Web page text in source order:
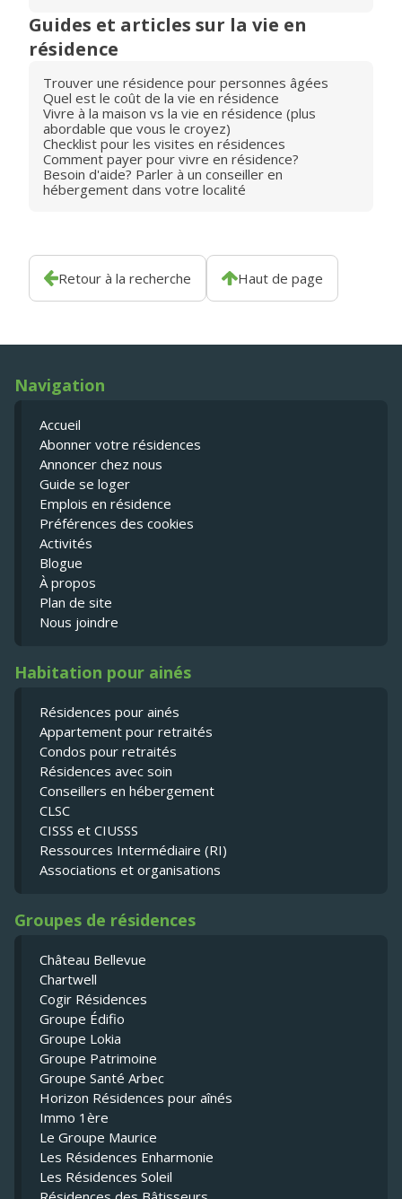
Guides et articles sur la vie en
résidence
Trouver une résidence pour personnes âgées
Quel est le coût de la vie en résidence
Vivre à la maison vs la vie en résidence (plus
abordable que vous le croyez)
Checklist pour les visites en résidences
Comment payer pour vivre en résidence?
Besoin d'aide? Parler à un conseiller en
hébergement dans votre localité
Retour à la recherche Haut de page
Navigation
Accueil
Abonner votre résidences
Annoncer chez nous
Guide se loger
Emplois en résidence
Préférences des cookies
Activités
Blogue
À propos
Plan de site
Nous joindre
Habitation pour ainés
Résidences pour ainés
Appartement pour retraités
Condos pour retraités
Résidences avec soin
Conseillers en hébergement
CLSC
CISSS et CIUSSS
Ressources Intermédiaire (RI)
Associations et organisations
Groupes de résidences
Château Bellevue
Chartwell
Cogir Résidences
Groupe Édifio
Groupe Lokia
Groupe Patrimoine
Groupe Santé Arbec
Horizon Résidences pour aînés
Immo 1ère
Le Groupe Maurice
Les Résidences Enharmonie
Les Résidences Soleil